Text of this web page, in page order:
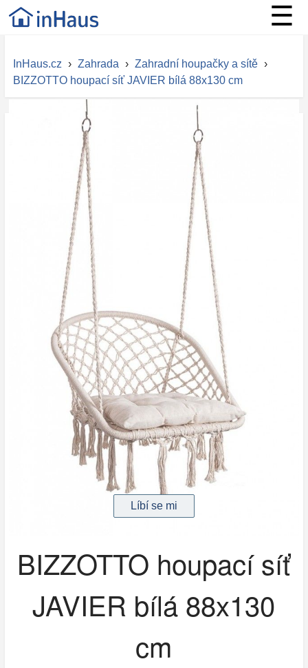
☰
InHaus.cz › Zahrada › Zahradní houpačky a sítě ›
BIZZOTTO houpací síť JAVIER bílá 88x130 cm
BIZZOTTO houpací síť
JAVIER bílá 88x130
cm